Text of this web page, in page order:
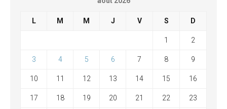
L M M J V S D
1 2
3 4 5 6 7 8 9
10 11 12 13 14 15 16
17 18 19 20 21 22 23